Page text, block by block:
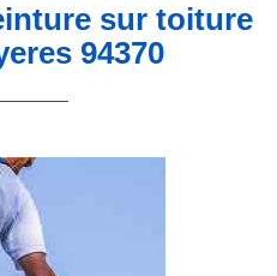
sur toiture
94370